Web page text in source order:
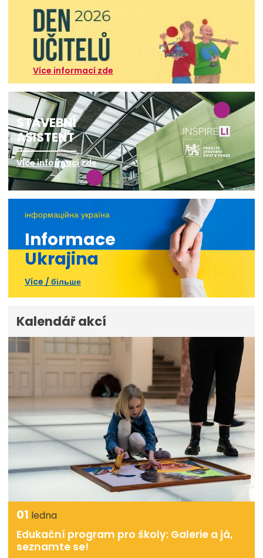
Více informací zde
STAVEBNÍ
ASISTENT
Více informací zde
інформаційна україна
Informace
Ukrajina
Více / більше
Kalendář akcí
01 ledna
Edukační program pro školy: Galerie a já,
seznamte se!